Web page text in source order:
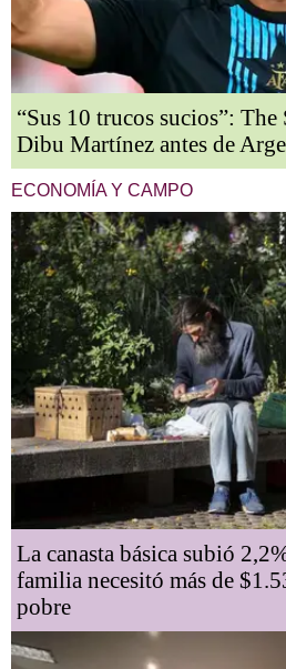
“Sus 10 trucos sucios”:
Dibu Martínez antes de
ECONOMÍA Y CAMPO
La canasta básica subió
familia necesitó más de
pobre